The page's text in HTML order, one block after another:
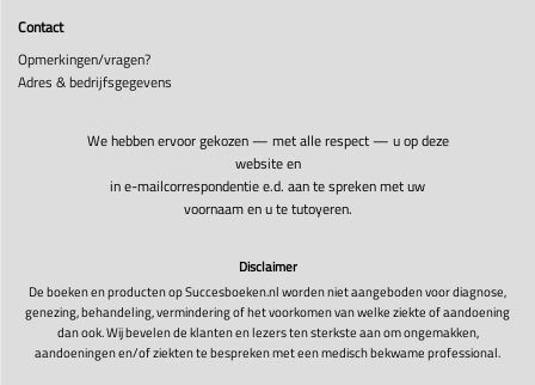
Contact
Opmerkingen/vragen?
Adres & bedrijfsgegevens
We hebben ervoor gekozen — met alle respect — u op deze
website en
in e-mailcorrespondentie e.d. aan te spreken met uw
voornaam en u te tutoyeren.
Disclaimer
De boeken en producten op Succesboeken.nl worden niet aangeboden voor diagnose,
genezing, behandeling, vermindering of het voorkomen van welke ziekte of aandoening
dan ook. Wij bevelen de klanten en lezers ten sterkste aan om ongemakken,
aandoeningen en/of ziekten te bespreken met een medisch bekwame professional.